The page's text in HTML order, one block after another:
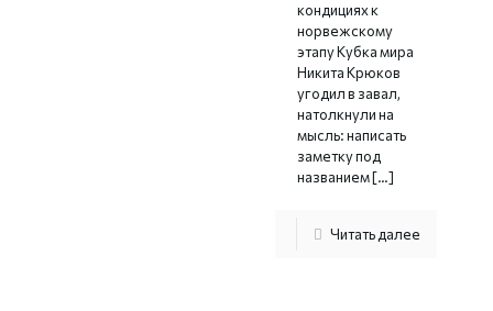
кондициях к
норвежскому
этапу Кубка мира
Никита Крюков
угодил в завал,
натолкнули на
мысль: написать
заметку под
названием[…]
Читать далее